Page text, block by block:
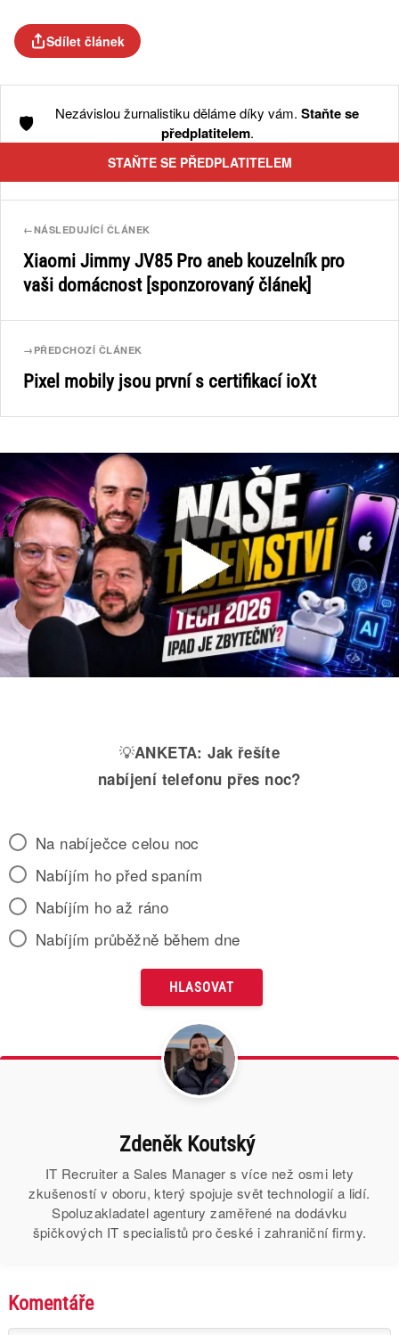
Sdílet článek
🛡️ Nezávislou žurnalistiku děláme díky vám. Staňte se
předplatitelem.
STAŇTE SE PŘEDPLATITELEM
←NÁSLEDUJÍCÍ ČLÁNEK
Xiaomi Jimmy JV85 Pro aneb kouzelník pro
vaši domácnost [sponzorovaný článek]
→ PŘEDCHOZÍ ČLÁNEK
Pixel mobily jsou první s certifikací ioXt
💡ANKETA: Jak řešíte
nabíjení telefonu přes noc?
Na nabíječce celou noc
Nabíjím ho před spaním
Nabíjím ho až ráno
Nabíjím průběžně během dne
Zdeněk Koutský
IT Recruiter a Sales Manager s více než osmi lety
zkušeností v oboru, který spojuje svět technologií a lidí.
Spoluzakladatel agentury zaměřené na dodávku
špičkových IT specialistů pro české i zahraniční firmy.
Komentáře